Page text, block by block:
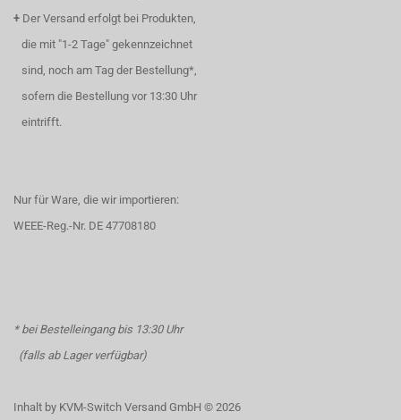
+ Der Versand erfolgt bei Produkten,
die mit "1-2 Tage" gekennzeichnet
sind, noch am Tag der Bestellung*,
sofern die Bestellung vor 13:30 Uhr
eintrifft.
Nur für Ware, die wir importieren:
WEEE-Reg.-Nr. DE 47708180
* bei Bestelleingang bis 13:30 Uhr
(falls ab Lager verfügbar)
Inhalt by KVM-Switch Versand GmbH © 2026